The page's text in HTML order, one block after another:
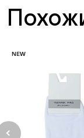
NEW